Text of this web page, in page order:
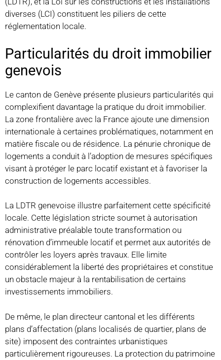
diverses (LCI) constituent les piliers de cette
réglementation locale.
Particularités du droit immobilier
genevois
Le canton de Genève présente plusieurs particularités qui
complexifient davantage la pratique du droit immobilier.
La zone frontalière avec la France ajoute une dimension
internationale à certaines problématiques, notamment en
matière fiscale ou de résidence. La pénurie chronique de
logements a conduit à l’adoption de mesures spécifiques
visant à protéger le parc locatif existant et à favoriser la
construction de logements accessibles.
La LDTR genevoise illustre parfaitement cette spécificité
locale. Cette législation stricte soumet à autorisation
administrative préalable toute transformation ou
rénovation d’immeuble locatif et permet aux autorités de
contrôler les loyers après travaux. Elle limite
considérablement la liberté des propriétaires et constitue
un obstacle majeur à la rentabilisation de certains
investissements immobiliers.
De même, le plan directeur cantonal et les différents
plans d’affectation (plans localisés de quartier, plans de
site) imposent des contraintes urbanistiques
particulièrement rigoureuses. La protection du patrimoine